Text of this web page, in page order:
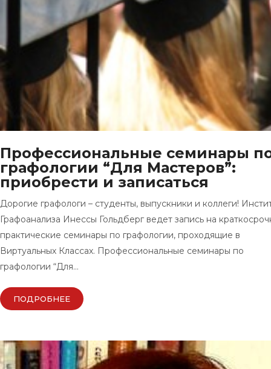
Профессиональные семинары
графологии “Для Мастеров”:
приобрести и записаться
Дорогие графологи – студенты, выпускники и коллеги!
Графоанализа Инессы Гольдберг ведет запись на
практические семинары по графологии, проходящие в
Виртуальных Классах. Профессиональные семинары по
графологии “Для…
ПОДРОБНЕЕ